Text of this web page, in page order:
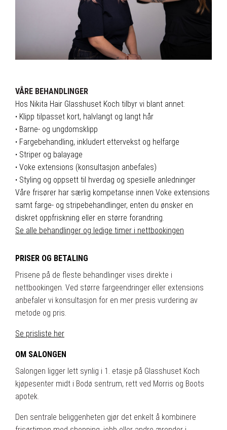
VÅRE BEHANDLINGER
Hos Nikita Hair Glasshuset Koch tilbyr vi blant annet:
· Klipp tilpasset kort, halvlangt og langt hår
· Barne- og ungdomsklipp
· Fargebehandling, inkludert ettervekst og helfarge
· Striper og balayage
· Voke extensions (konsultasjon anbefales)
· Styling og oppsett til hverdag og spesielle anledninger
Våre frisører har særlig kompetanse innen Voke extensions
samt farge- og stripebehandlinger, enten du ønsker en
diskret oppfriskning eller en større forandring.
Se alle behandlinger og ledige timer i nettbookingen
PRISER OG BETALING
Prisene på de fleste behandlinger vises direkte i
nettbookingen. Ved større fargeendringer eller extensions
anbefaler vi konsultasjon for en mer presis vurdering av
metode og pris.
Se prisliste her
OM SALONGEN
Salongen ligger lett synlig i 1. etasje på Glasshuset Koch
kjøpesenter midt i Bodø sentrum, rett ved Morris og Boots
apotek.
Den sentrale beliggenheten gjør det enkelt å kombinere